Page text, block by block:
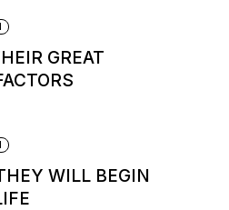
GREAT
WILL BEGIN